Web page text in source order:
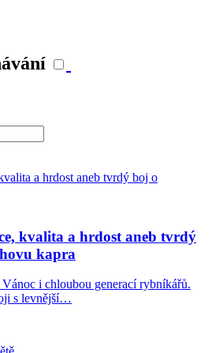
kvalita a hrdost aneb tvrdý
kapra
i chloubou generací rybníkářů.
s levnější…